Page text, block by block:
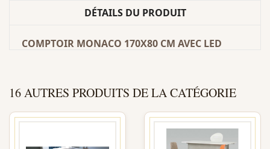
DÉTAILS DU PRODUIT
COMPTOIR MONACO 170X80 CM AVEC LED
16 AUTRES PRODUITS DE LA CATÉGORIE